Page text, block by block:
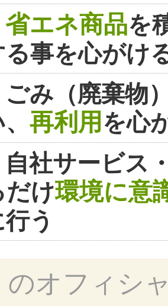
省エネ商品を
る事を心がけ
ごみ（廃棄物
再利用を心
自社サービス
だけ環境に意
う
のオフィシ